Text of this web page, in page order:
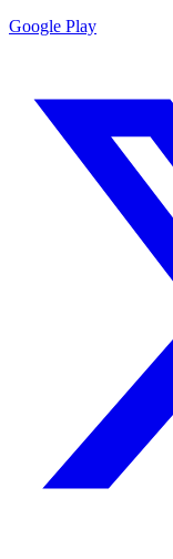
Google Play